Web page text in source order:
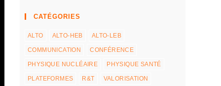
CATÉGORIES
ALTO ALTO-HEB ALTO-LEB
COMMUNICATION CONFÉRENCE
PHYSIQUE NUCLÉAIRE PHYSIQUE SANTÉ
PLATEFORMES R&T VALORISATION